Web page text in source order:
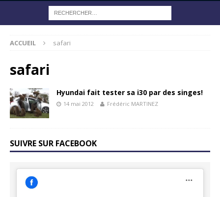
ACCUEIL safari
safari
Hyundai fait tester sa i30 par des singes!
14 mai 2012 Frédéric MARTINEZ
SUIVRE SUR FACEBOOK